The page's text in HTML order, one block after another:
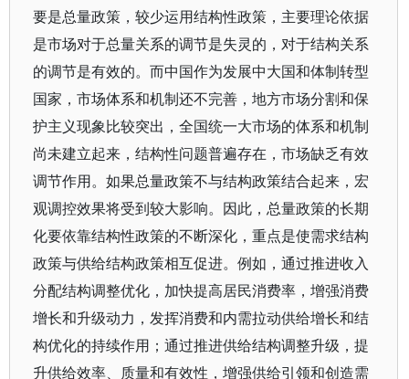
要是总量政策，较少运用结构性政策，主要理论依据
是市场对于总量关系的调节是失灵的，对于结构关系
的调节是有效的。而中国作为发展中大国和体制转型
国家，市场体系和机制还不完善，地方市场分割和保
护主义现象比较突出，全国统一大市场的体系和机制
尚未建立起来，结构性问题普遍存在，市场缺乏有效
调节作用。如果总量政策不与结构政策结合起来，宏
观调控效果将受到较大影响。因此，总量政策的长期
化要依靠结构性政策的不断深化，重点是使需求结构
政策与供给结构政策相互促进。例如，通过推进收入
分配结构调整优化，加快提高居民消费率，增强消费
增长和升级动力，发挥消费和内需拉动供给增长和结
构优化的持续作用；通过推进供给结构调整升级，提
升供给效率、质量和有效性，增强供给引领和创造需